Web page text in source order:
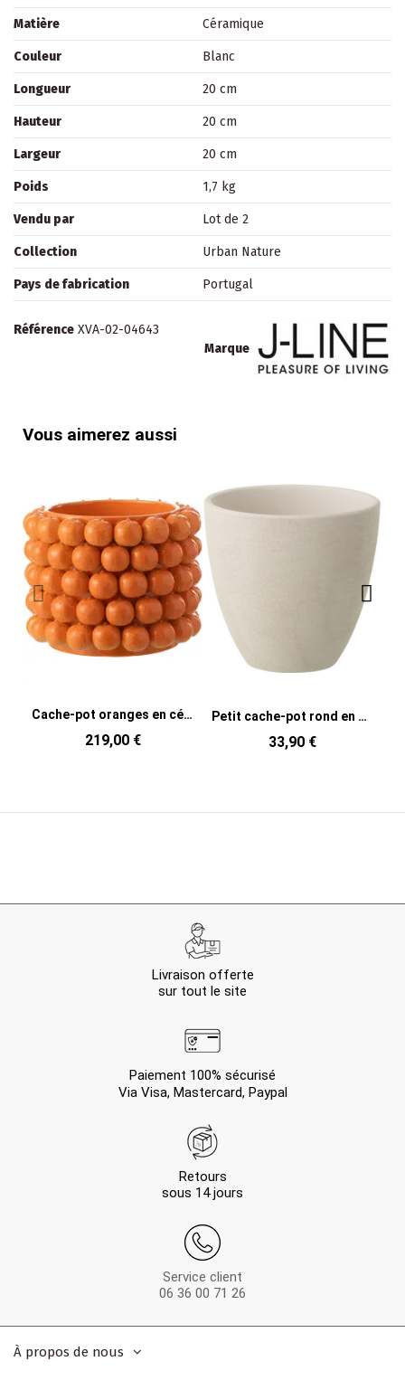
Matière Céramique
Couleur Blanc
Longueur 20 cm
Hauteur 20 cm
Largeur 20 cm
Poids 1,7 kg
Vendu par Lot de 2
Collection Urban Nature
Pays de fabrication Portugal
Marque
Référence XVA-02-04643
Vous aimerez aussi
Cache-pot oranges en céramique orange 36,5 x 36,5 x 29 cm Juicy
219,00 €
Petit cache-pot rond en céramique blanche 14 x 14 x 13,5 cm Zacht
33,90 €
Livraison offerte
sur tout le site
Paiement 100% sécurisé
Via Visa, Mastercard, Paypal
Retours
sous 14 jours
Service client
06 36 00 71 26
À propos de nous